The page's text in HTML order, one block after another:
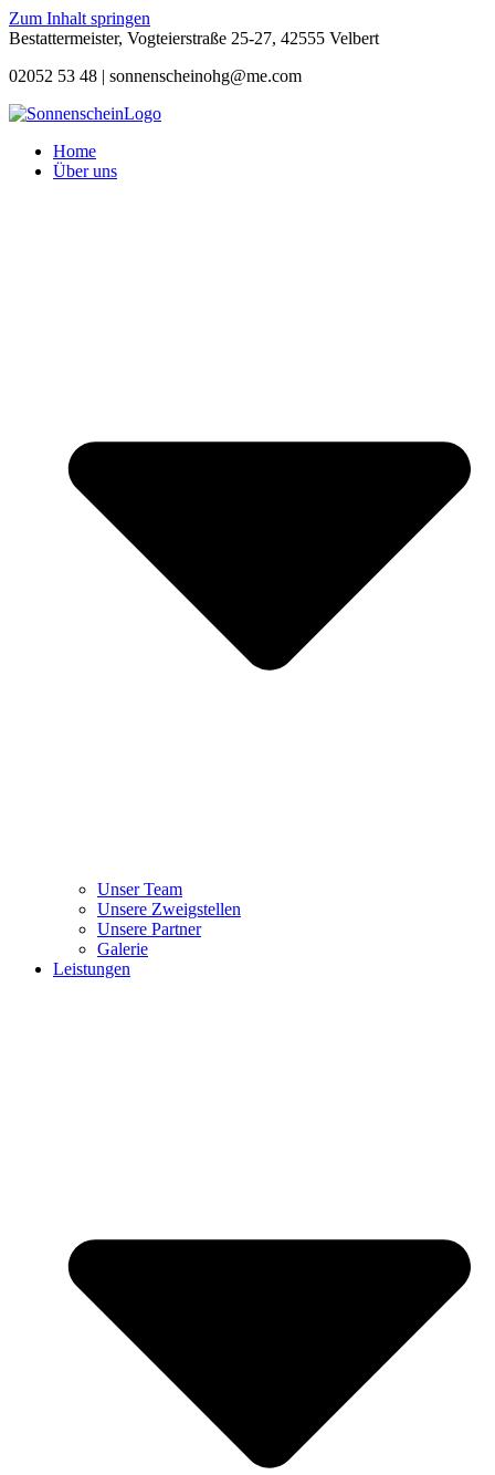
Zum Inhalt springen
Bestattermeister, Vogteierstraße 25-27, 42555 Velbert
02052 53 48 | sonnenscheinohg@me.com
Home
Über uns
Unser Team
Unsere Zweigstellen
Unsere Partner
Galerie
Leistungen